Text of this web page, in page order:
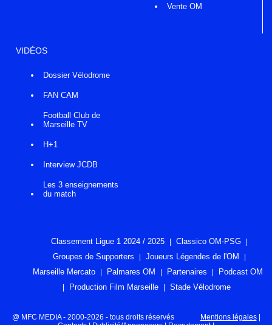
Vente OM
VIDÉOS
Dossier Vélodrome
FAN CAM
Football Club de
Marseille TV
H+1
Interview JCDB
Les 3 enseignements
du match
Classement Ligue 1 2024 / 2025
Classico OM-PSG
Groupes de Supporters
Joueurs Légendes de l'OM
Marseille Mercato
Palmares OM Partenaires
Podcast OM
Production Film Marseille
Stade Vélodrome
@ MFC MEDIA - 2000-2026 - tous droits réservés Mentions légales|